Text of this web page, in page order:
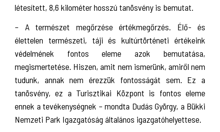
létesített, 8,6 kilométer hosszú tanösvény is bemutat.
– A természet megőrzése értékmegőrzés. Élő- és
élettelen természeti, táji és kultúrtörténeti értékeink
védelmének fontos eleme azok bemutatása,
megismertetése. Hiszen, amit nem ismerünk, amiről nem
tudunk, annak nem érezzük fontosságát sem. Ez a
tanösvény, ez a Turisztikai Központ is fontos eleme
ennek a tevékenységnek – mondta Dudás György, a Bükki
Nemzeti Park Igazgatóság általános igazgatóhelyettese.